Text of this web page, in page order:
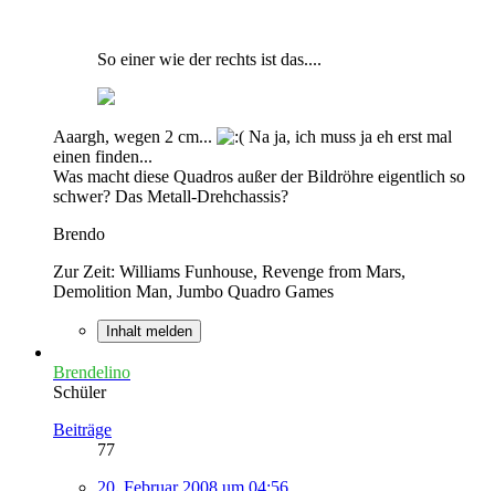
So einer wie der rechts ist das....
Aaargh, wegen 2 cm...
Na ja, ich muss ja eh erst mal
einen finden...
Was macht diese Quadros außer der Bildröhre eigentlich so
schwer? Das Metall-Drehchassis?
Brendo
Zur Zeit: Williams Funhouse, Revenge from Mars,
Demolition Man, Jumbo Quadro Games
Inhalt melden
Brendelino
Schüler
Beiträge
77
20. Februar 2008 um 04:56